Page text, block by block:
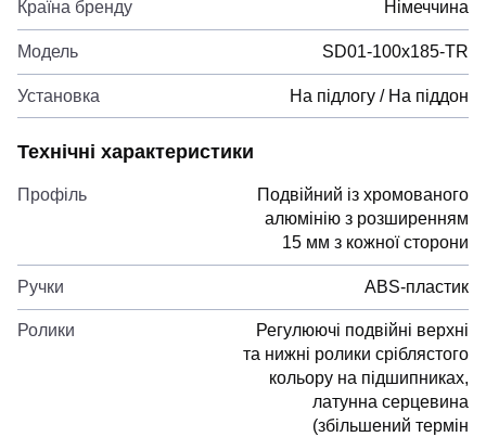
Країна бренду Німеччина
Модель SD01-100x185-TR
Установка На підлогу / На піддон
Технічні характеристики
Профіль
Подвійний із хромованого
алюмінію з розширенням
15 мм з кожної сторони
Ручки ABS-пластик
Ролики
Регулюючі подвійні верхні
та нижні ролики сріблястого
кольору на підшипниках,
латунна серцевина
(збільшений термін